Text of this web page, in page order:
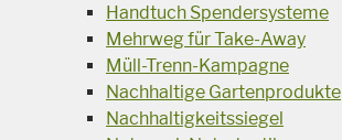
Handtuch Spendersysteme
Mehrweg für Take-Away
Müll-Trenn-Kampagne
Nachhaltige Gartenprodukte
Nachhaltigkeitssiegel